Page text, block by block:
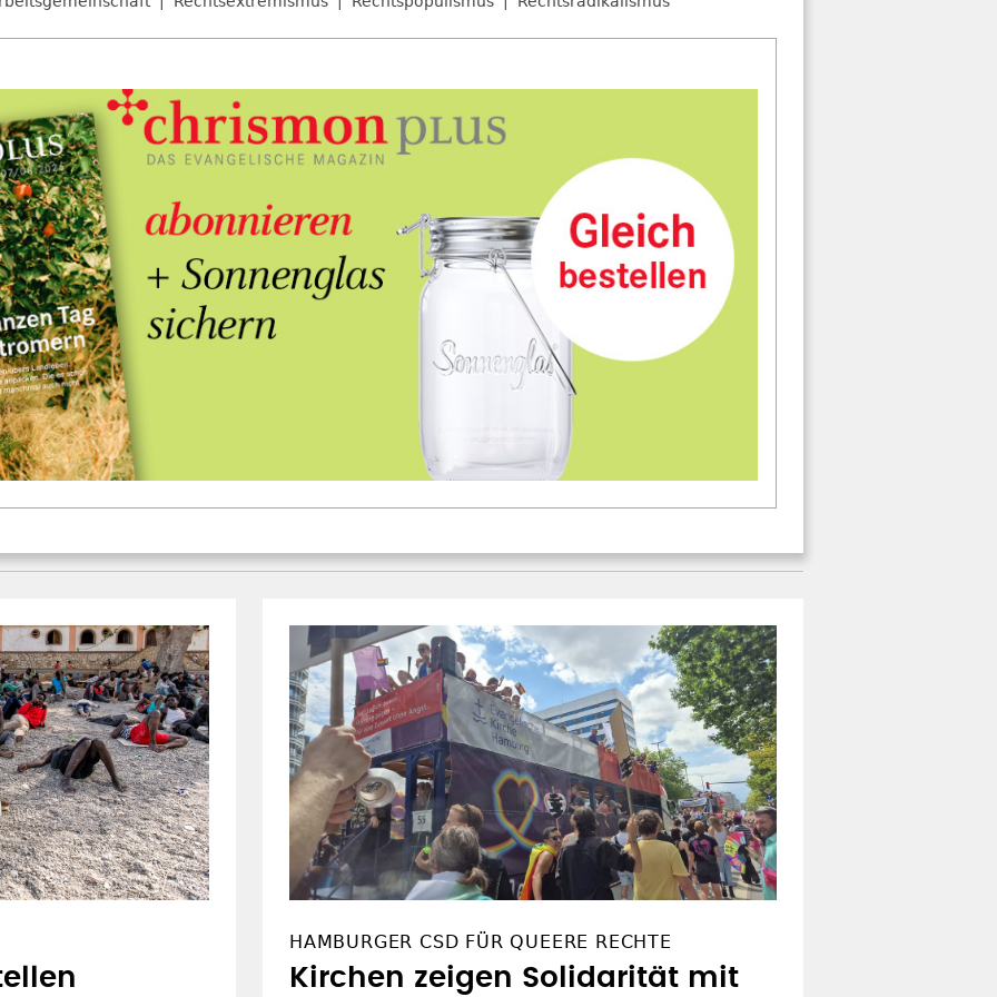
HAMBURGER CSD FÜR QUEERE RECHTE
Kirchen zeigen Solidarität mit